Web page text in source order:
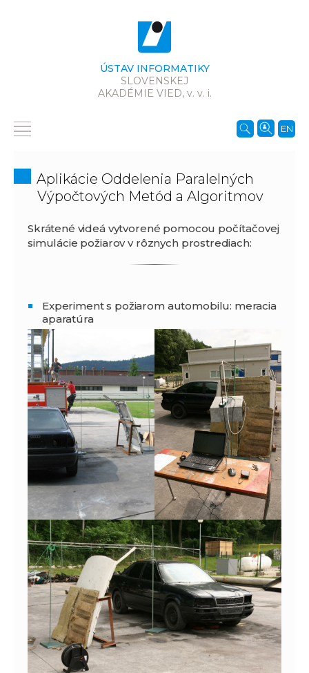
ÚSTAV INFORMATIKY
SLOVENSKEJ
AKADÉMIE VIED, v. v. i.
EN
Aplikácie Oddelenia Paralelných
Výpočtových Metód a Algoritmov
Skrátené videá vytvorené pomocou počítačovej
simulácie požiarov v rôznych prostrediach:
Experiment s požiarom automobilu: meracia
aparatúra